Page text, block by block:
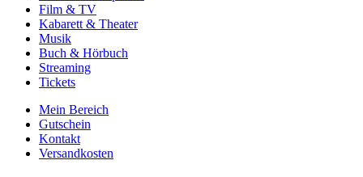
Film & TV
Kabarett & Theater
Musik
Buch & Hörbuch
Streaming
Tickets
Mein Bereich
Gutschein
Kontakt
Versandkosten